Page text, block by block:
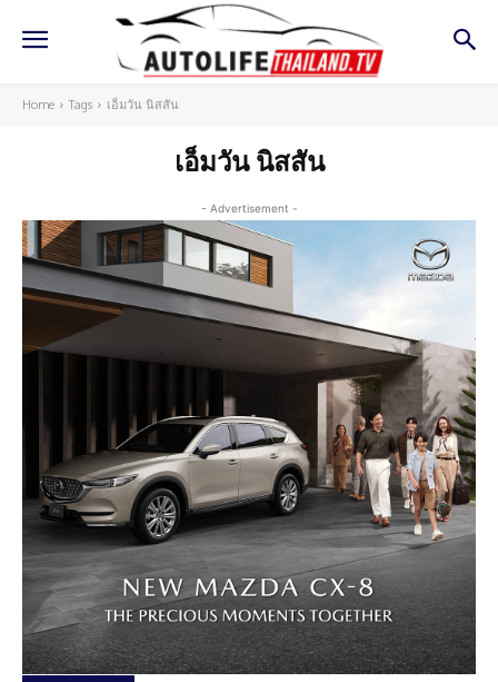
Home Tags เอ็มวัน นิสสัน
เอ็มวัน นิสสัน
- Advertisement -